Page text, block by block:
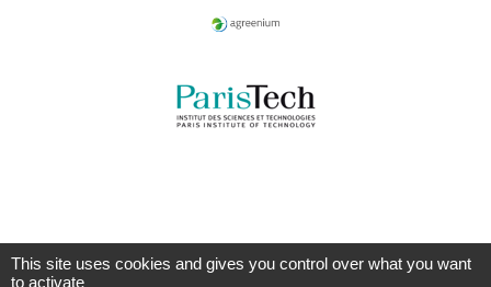
This site uses cookies and gives you control over what you want
to activate